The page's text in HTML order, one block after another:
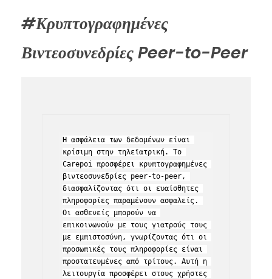
#Κρυπτογραφημένες
Βιντεοσυνεδρίες Peer-to-Peer
Η ασφάλεια των δεδομένων είναι
κρίσιμη στην τηλεϊατρική. Το
Carepoi προσφέρει κρυπτογραφημένες
βιντεοσυνεδρίες peer-to-peer,
διασφαλίζοντας ότι οι ευαίσθητες
πληροφορίες παραμένουν ασφαλείς.
Οι ασθενείς μπορούν να
επικοινωνούν με τους γιατρούς τους
με εμπιστοσύνη, γνωρίζοντας ότι οι
προσωπικές τους πληροφορίες είναι
προστατευμένες από τρίτους. Αυτή η
λειτουργία προσφέρει στους χρήστες